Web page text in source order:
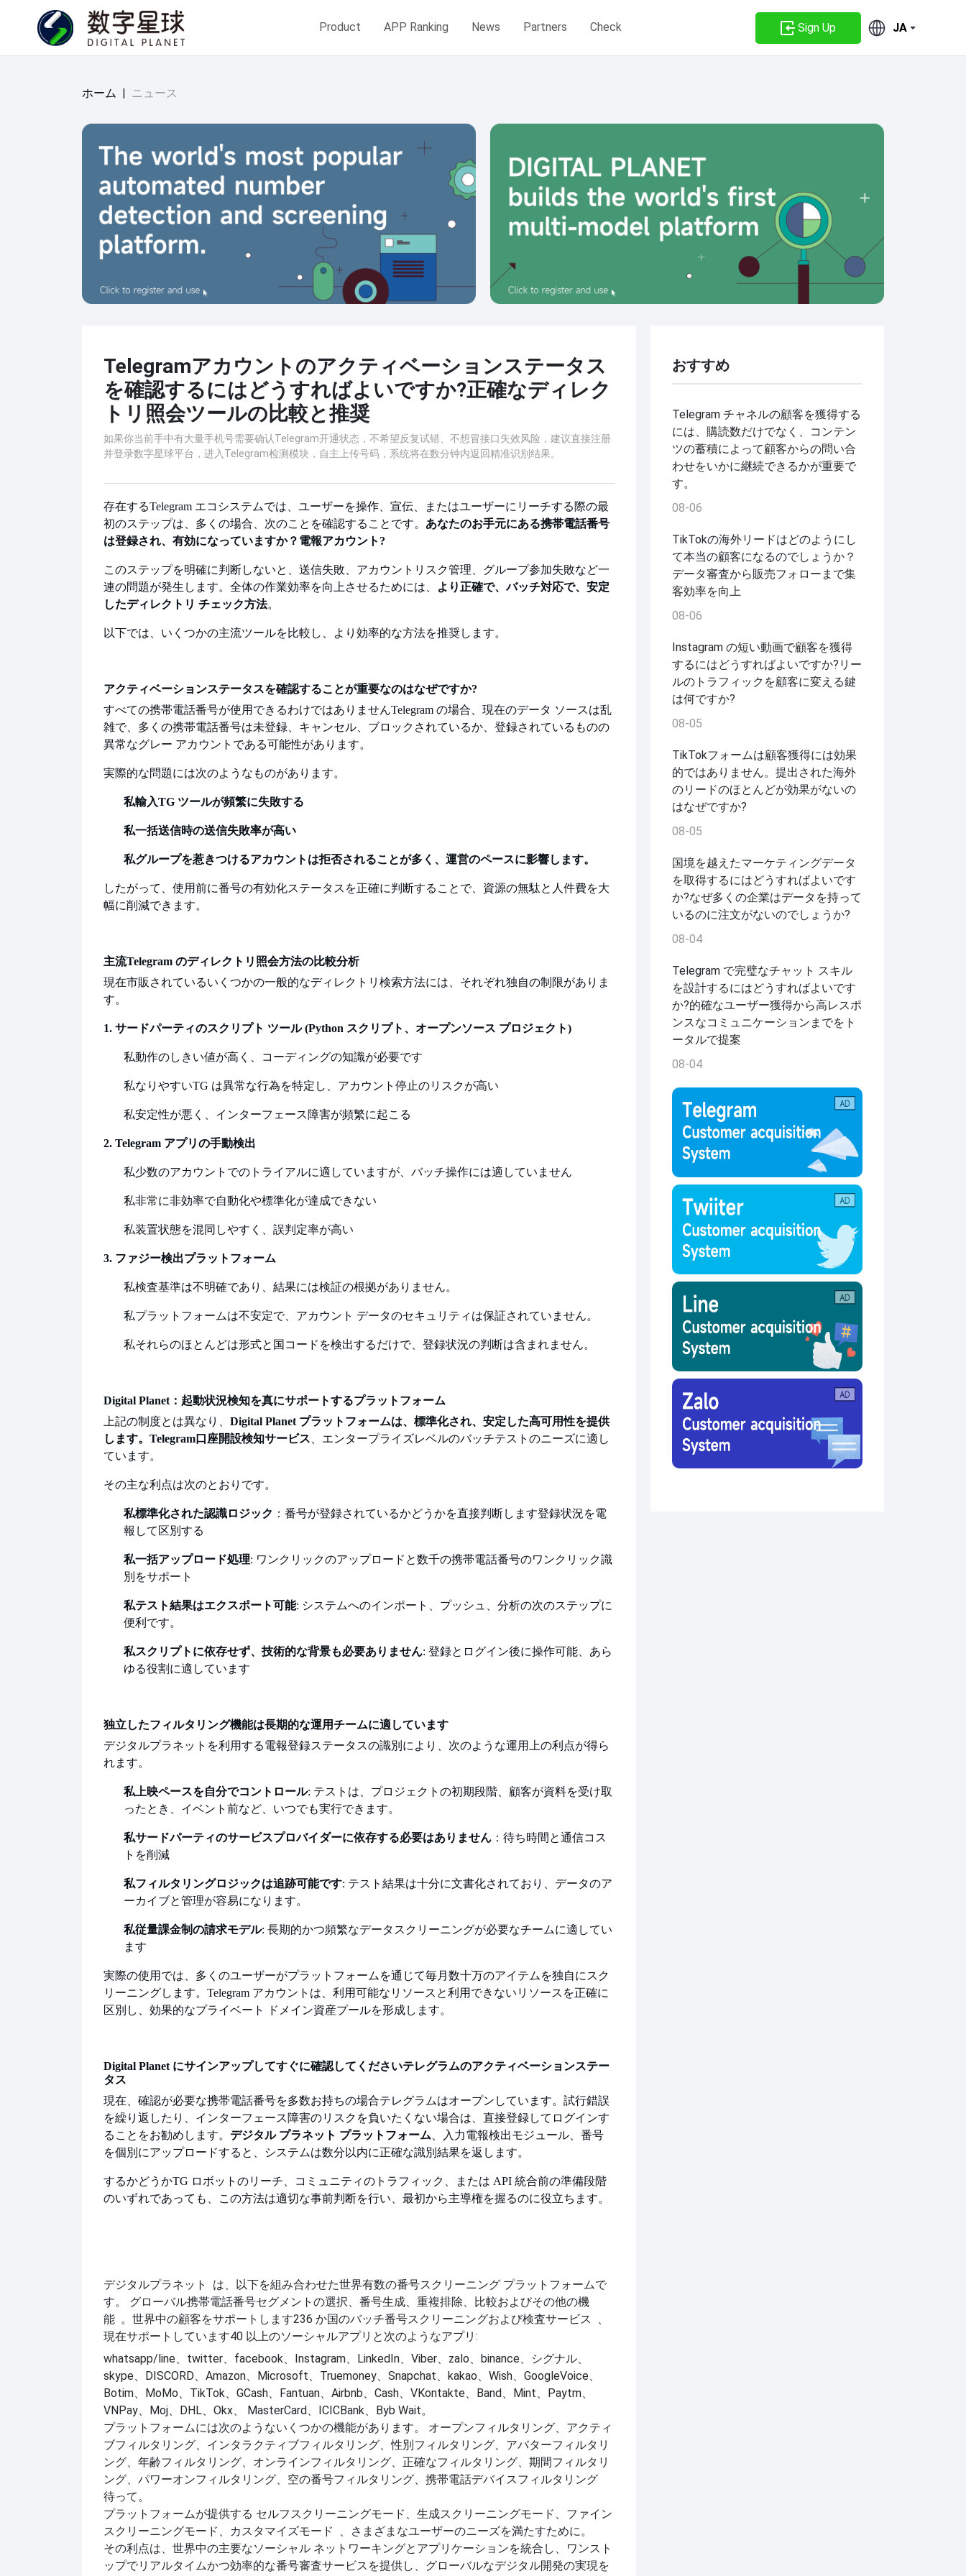
Product APP Ranking News Partners Check Sign Up JA
ホーム | ニュース
Telegramアカウントのアクティベーションステータス
を確認するにはどうすればよいですか?正確なディレク
トリ照会ツールの比較と推奨
如果你当前手中有大量手机号需要确认Telegram开通状态，不希望反复试错、不想冒接口失效风险，建议直接注册
并登录数字星球平台，进入Telegram检测模块，自主上传号码，系统将在数分钟内返回精准识别结果。
存在するTelegram エコシステムでは、ユーザーを操作、宣伝、またはユーザーにリーチする際の最
初のステップは、多くの場合、次のことを確認することです。 あなたのお手元にある携帯電話番号
は登録され、有効になっていますか？ 電報アカウント?
このステップを明確に判断しないと、送信失敗、アカウントリスク管理、グループ参加失敗など一
連の問題が発生します。全体の作業効率を向上させるためには、
より正確で、バッチ対応で、安定
したディレクトリ チェック方法。
以下では、いくつかの主流ツールを比較し、より効率的な方法を推奨します。
アクティベーションステータスを確認することが重要なのはなぜですか?
すべての携帯電話番号が使用できるわけではありませんTelegram の場合、現在のデータ ソースは乱
雑で、多くの携帯電話番号は未登録、キャンセル、ブロックされているか、登録されているものの
異常なグレー アカウントである可能性があります。
実際的な問題には次のようなものがあります。
私輸入TG ツールが頻繁に失敗する
私一括送信時の送信失敗率が高い
私グループを惹きつけるアカウントは拒否されることが多く、運営のペースに影響します。
したがって、使用前に番号の有効化ステータスを正確に判断することで、資源の無駄と人件費を大
幅に削減できます。
主流Telegram のディレクトリ照会方法の比較分析
現在市販されているいくつかの一般的なディレクトリ検索方法には、それぞれ独自の制限がありま
す。
1. サードパーティのスクリプト ツール (Python スクリプト、オープンソース プロジェクト)
私動作のしきい値が高く、コーディングの知識が必要です
私なりやすいTG は異常な行為を特定し、アカウント停止のリスクが高い
私安定性が悪く、インターフェース障害が頻繁に起こる
2. Telegram アプリの手動検出
私少数のアカウントでのトライアルに適していますが、バッチ操作には適していません
私非常に非効率で自動化や標準化が達成できない
私装置状態を混同しやすく、誤判定率が高い
3. ファジー検出プラットフォーム
私検査基準は不明確であり、結果には検証の根拠がありません。
私プラットフォームは不安定で、アカウント データのセキュリティは保証されていません。
私それらのほとんどは形式と国コードを検出するだけで、登録状況の判断は含まれません。
Digital Planet：起動状況検知を真にサポートするプラットフォーム
上記の制度とは異なり、 Digital Planet プラットフォームは、標準化され、安定した高可用性を提供
します。 Telegram口座開設検知サービス 、エンタープライズレベルのバッチテストのニーズに適し
ています。
その主な利点は次のとおりです。
私標準化された認識ロジック ：番号が登録されているかどうかを直接判断します登録状況を電
報して区別する
私一括アップロード処理: ワンクリックのアップロードと数千の携帯電話番号のワンクリック識
別をサポート
私テスト結果はエクスポート可能: システムへのインポート、プッシュ、分析の次のステップに
便利です。
私スクリプトに依存せず、技術的な背景も必要ありません: 登録とログイン後に操作可能、あら
ゆる役割に適しています
独立したフィルタリング機能は長期的な運用チームに適しています
デジタルプラネットを利用する電報登録ステータスの識別により、次のような運用上の利点が得ら
れます。
私 上映ペースを自分でコントロール: テストは、プロジェクトの初期段階、顧客が資料を受け取
ったとき、イベント前など、いつでも実行できます。
私サードパーティのサービスプロバイダーに依存する必要はありません ：待ち時間と通信コス
トを削減
私フィルタリングロジックは追跡可能です: テスト結果は十分に文書化されており、データのア
ーカイブと管理が容易になります。
私従量課金制の請求モデル: 長期的かつ頻繁なデータスクリーニングが必要なチームに適してい
ます
実際の使用では、多くのユーザーがプラットフォームを通じて毎月数十万のアイテムを独自にスク
リーニングします。 Telegram アカウントは、利用可能なリソースと利用できないリソースを正確に
区別し、効果的なプライベート ドメイン資産プールを形成します。
Digital Planet にサインアップしてすぐに確認してくださいテレグラムのアクティベーションステー
タス
現在、確認が必要な携帯電話番号を多数お持ちの場合テレグラムはオープンしています。試行錯誤
を繰り返したり、インターフェース障害のリスクを負いたくない場合は、直接登録してログインす
ることをお勧めします。 デジタル プラネット プラットフォーム 、入力電報検出モジュール、番号
を個別にアップロードすると、システムは数分以内に正確な識別結果を返します。
するかどうかTG ロボットのリーチ、コミュニティのトラフィック、または API 統合前の準備段階
のいずれであっても、この方法は適切な事前判断を行い、最初から主導権を握るのに役立ちます。
デジタルプラネット
は、以下を組み合わせた世界有数の番号スクリーニング プラットフォームで
す。
グローバル携帯電話番号セグメントの選択、番号生成、重複排除、比較およびその他の機
能 。世界中の顧客をサポートします236 か国のバッチ番号スクリーニングおよび検査サービス
、
現在サポートしています40 以上のソーシャルアプリと次のようなアプリ:
whatsapp/line、twitter、facebook、Instagram、LinkedIn、Viber、zalo、binance、シグナル、
skype、DISCORD、Amazon、Microsoft、Truemoney、Snapchat、kakao、Wish、GoogleVoice、
Botim、MoMo、TikTok、GCash、Fantuan、Airbnb、Cash、VKontakte、Band、Mint、Paytm、
VNPay、Moj、DHL、Okx、 MasterCard、ICICBank、Byb Wait。
プラットフォームには次のようないくつかの機能があります。
オープンフィルタリング、アクティ
ブフィルタリング、インタラクティブフィルタリング、性別フィルタリング、アバターフィルタリ
ング、年齢フィルタリング、オンラインフィルタリング、正確なフィルタリング、期間フィルタリ
ング、パワーオンフィルタリング、空の番号フィルタリング、携帯電話デバイスフィルタリング
待って。
プラットフォームが提供する セルフスクリーニングモード、生成スクリーニングモード、ファイン
スクリーニングモード、カスタマイズモード
、さまざまなユーザーのニーズを満たすために。
その利点は、世界中の主要なソーシャル ネットワーキングとアプリケーションを統合し、ワンスト
ップでリアルタイムかつ効率的な番号審査サービスを提供し、グローバルなデジタル開発の実現を
おすすめ
Telegram チャネルの顧客を獲得する
には、購読数だけでなく、コンテン
ツの蓄積によって顧客からの問い合
わせをいかに継続できるかが重要で
す。
08-06
TikTokの海外リードはどのようにし
て本当の顧客になるのでしょうか？
データ審査から販売フォローまで集
客効率を向上
08-06
Instagram の短い動画で顧客を獲得
するにはどうすればよいですか?リー
ルのトラフィックを顧客に変える鍵
は何ですか?
08-05
TikTokフォームは顧客獲得には効果
的ではありません。提出された海外
のリードのほとんどが効果がないの
はなぜですか?
08-05
国境を越えたマーケティングデータ
を取得するにはどうすればよいです
か?なぜ多くの企業はデータを持って
いるのに注文がないのでしょうか?
08-04
Telegram で完璧なチャット スキル
を設計するにはどうすればよいです
か?的確なユーザー獲得から高レスポ
ンスなコミュニケーションまでをト
ータルで提案
08-04